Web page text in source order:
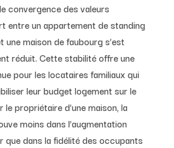
convergence des valeurs
entre un appartement de standing
une maison de faubourg s’est
réduit. Cette stabilité offre une
pour les locataires familiaux qui
leur budget logement sur le
le propriétaire d’une maison, la
moins dans l’augmentation
que dans la fidélité des occupants